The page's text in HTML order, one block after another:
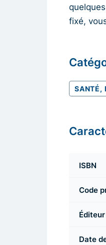
fixé,
SANTÉ,
ISBN
Code
Éditeur
Date